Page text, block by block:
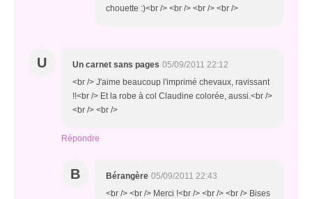
chouette :)<br /> <br /> <br /> <br />
U Un carnet sans pages 05/09/2011 22:12
<br /> J'aime beaucoup l'imprimé chevaux, ravissant
!!<br /> Et la robe à col Claudine colorée, aussi.<br />
<br /> <br />
Répondre
B Bérangère 05/09/2011 22:43
<br /> <br /> Merci !<br /> <br /> <br /> Bises